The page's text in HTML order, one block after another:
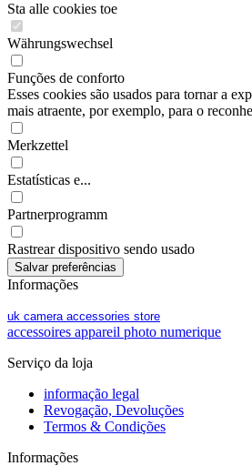
Sta alle cookies toe
Währungswechsel
Funções de conforto
Esses cookies são usados para tornar a
mais atraente, por exemplo, para o
Merkzettel
Estatísticas e...
Partnerprogramm
Rastrear dispositivo sendo usado
Informações
uk camera accessories store
accessoires appareil photo numerique
Serviço da loja
informação legal
Revogação, Devoluções
Termos & Condições
Informações